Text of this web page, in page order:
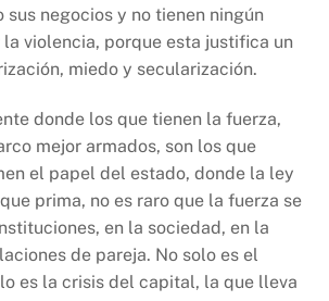
sus negocios y no tienen ningún
violencia, porque esta justifica un
miedo y secularización.
donde los que tienen la fuerza,
mejor armados, son los que
el papel del estado, donde la ley
prima, no es raro que la fuerza se
en la sociedad, en la
de pareja. No solo es el
es la crisis del capital, la que lleva